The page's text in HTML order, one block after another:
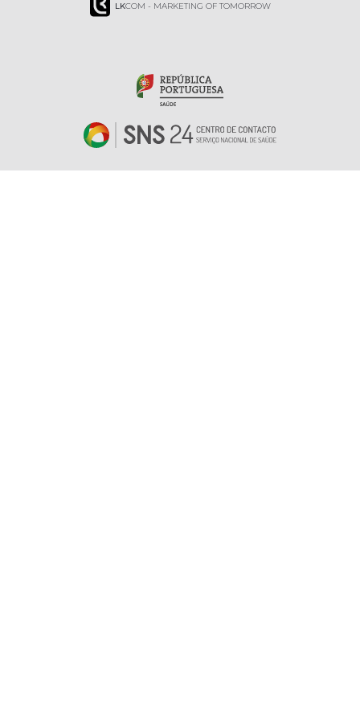
LKCOM - MARKETING OF TOMORROW